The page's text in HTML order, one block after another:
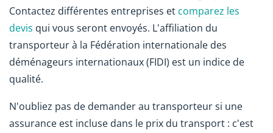
Contactez différentes entreprises et comparez les
devis qui vous seront envoyés. L'affiliation du
transporteur à la Fédération internationale des
déménageurs internationaux (FIDI) est un indice de
qualité.
N'oubliez pas de demander au transporteur si une
assurance est incluse dans le prix du transport : c'est